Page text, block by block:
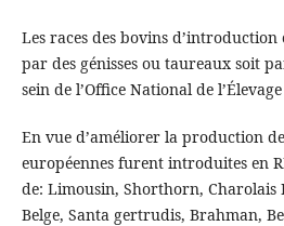
Les races des bovins
par des génisses ou taureaux soit
sein de l’Office National de
En vue d’améliorer la production
européennes furent introduites en
de: Limousin, Shorthorn, Charolais
Belge, Santa gertrudis, Brahman,